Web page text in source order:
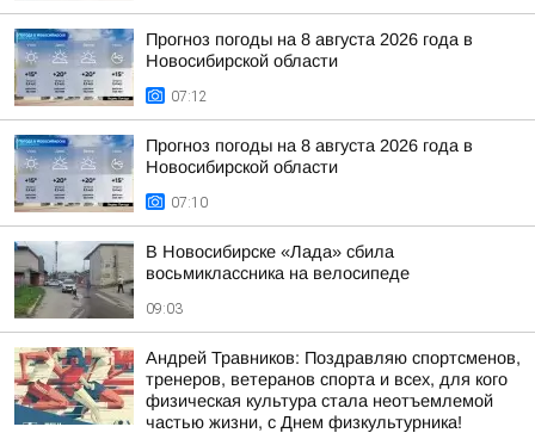
Прогноз погоды на 8 августа 2026 года в
Новосибирской области
07:12
Прогноз погоды на 8 августа 2026 года в
Новосибирской области
07:10
В Новосибирске «Лада» сбила
восьмиклассника на велосипеде
09:03
Андрей Травников: Поздравляю спортсменов,
тренеров, ветеранов спорта и всех, для кого
физическая культура стала неотъемлемой
частью жизни, с Днем физкультурника!